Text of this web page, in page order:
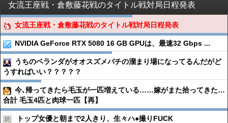
女流王座戦・倉敷藤花戦のタイトル戦対局日程発表
女流王座戦・倉敷藤花戦のタイトル戦対局日程発表
NVIDIA GeForce RTX 5080 16 GB GPUは、最速32 Gbps ...
うちのベランダがオオスズメバチの溜まり場になってるんだがど
うすればいい？？？？？
今､帰ってきたら毛玉が一匹増えている……嫁がまた拾ってきた…
合計 毛玉4匹と肉球一匹【再】
トップ女優と朝まで2人きり、生々ハ●︎撮りFUCK